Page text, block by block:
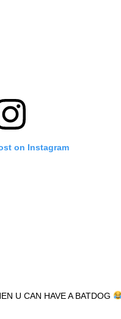
on Instagram
U CAN HAVE A BATDOG